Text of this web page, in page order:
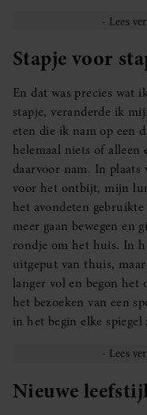
Stapje voor
En dat was precies wat
stapje, veranderde ik
eten die ik nam op een
helemaal niets of
daarvoor nam. In
voor het ontbijt, mijn
het avondeten
meer gaan bewegen en
rondje om het huis. In
uitgeput van thuis,
langer vol en begon het
het bezoeken van een
in het begin elke
Nieuwe